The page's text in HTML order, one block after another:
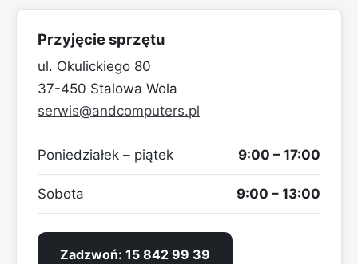
Przyjęcie sprzętu
ul. Okulickiego 80
37-450 Stalowa Wola
serwis@andcomputers.pl
Poniedziałek – piątek 9:00 – 17:00
Sobota 9:00 – 13:00
Zadzwoń: 15 842 99 39